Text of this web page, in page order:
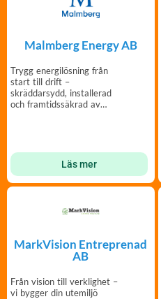
Malmberg Energy AB
Trygg energilösning från
start till drift –
skräddarsydd, installerad
och framtidssäkrad av
Läs mer
MarkVision Entreprenad
AB
Från vision till verklighet –
vi bygger din utemiljö